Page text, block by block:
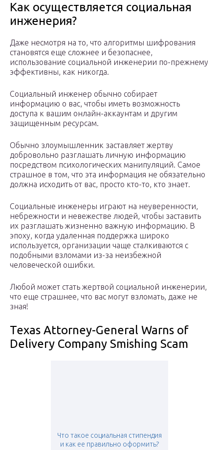
Как осуществляется социальная
инженерия?
Даже несмотря на то, что алгоритмы шифрования
становятся еще сложнее и безопаснее,
использование социальной инженерии по-прежнему
эффективны, как никогда.
Социальный инженер обычно собирает
информацию о вас, чтобы иметь возможность
доступа к вашим онлайн-аккаунтам и другим
защищенным ресурсам.
Обычно злоумышленник заставляет жертву
добровольно разглашать личную информацию
посредством психологических манипуляций. Самое
страшное в том, что эта информация не обязательно
должна исходить от вас, просто кто-то, кто знает.
Социальные инженеры играют на неуверенности,
небрежности и невежестве людей, чтобы заставить
их разглашать жизненно важную информацию. В
эпоху, когда удаленная поддержка широко
используется, организации чаще сталкиваются с
подобными взломами из-за неизбежной
человеческой ошибки.
Любой может стать жертвой социальной инженерии,
что еще страшнее, что вас могут взломать, даже не
зная!
Texas Attorney-General Warns of
Delivery Company Smishing Scam
Что такое социальная стипендия
и как ее правильно оформить?